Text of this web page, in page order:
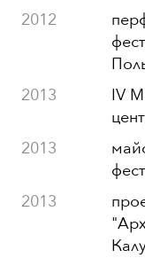
2012
2013
IV
2013
2013